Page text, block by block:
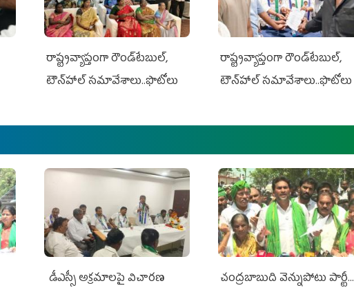
రాష్ట్రవ్యాప్తంగా రౌండ్‌టేబుల్‌,
టౌన్‌హాల్‌ సమావేశాలు..ఫొటోలు
రాష్ట్రవ్యాప్తంగా రౌండ్‌టేబుల్‌,
టౌన్‌హాల్‌ సమావేశాలు..ఫొటోలు
డీఎస్సీ అక్రమాలపై విచారణ
చంద్రబాబుది వెన్నుపోటు పార్టీ...